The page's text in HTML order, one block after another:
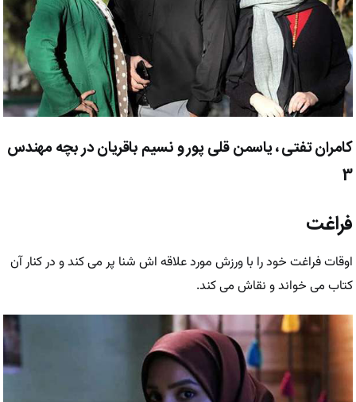
کامران تفتی ، یاسمن قلی پور و نسیم باقریان در بچه مهندس
3
فراغت
اوقات فراغت خود را با ورزش مورد علاقه اش شنا پر می کند و در کنار آن
کتاب می خواند و نقاش می کند.